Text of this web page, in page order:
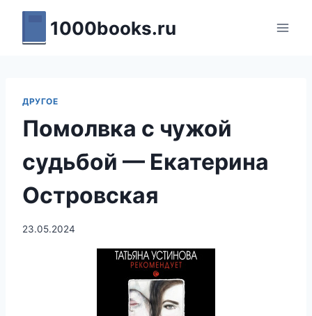
Перейти
содержимому
1000books.ru
ДРУГОЕ
Помолвка с чужой
судьбой — Екатерина
Островская
23.05.2024